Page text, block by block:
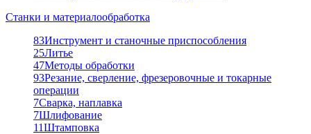
Станки и материалообработка
83Инструмент и станочные приспособления
25Литье
47Методы обработки
93Резание, сверление, фрезеровочные и токарные
операции
7Сварка, наплавка
7Шлифование
11Штамповка